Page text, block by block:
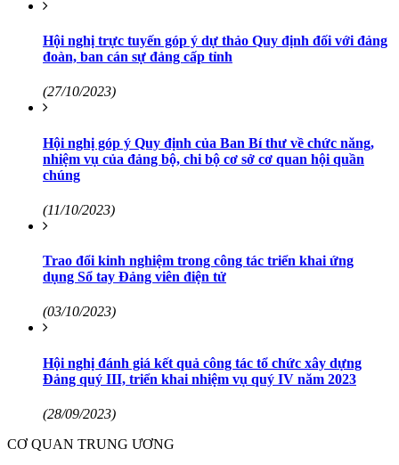
Hội nghị trực tuyến góp ý dự thảo Quy định đối với đảng
đoàn, ban cán sự đảng cấp tỉnh
(27/10/2023)
Hội nghị góp ý Quy định của Ban Bí thư về chức năng,
nhiệm vụ của đảng bộ, chi bộ cơ sở cơ quan hội quần
chúng
(11/10/2023)
Trao đổi kinh nghiệm trong công tác triển khai ứng
dụng Sổ tay Đảng viên điện tử
(03/10/2023)
Hội nghị đánh giá kết quả công tác tổ chức xây dựng
Đảng quý III, triển khai nhiệm vụ quý IV năm 2023
(28/09/2023)
CƠ QUAN TRUNG ƯƠNG